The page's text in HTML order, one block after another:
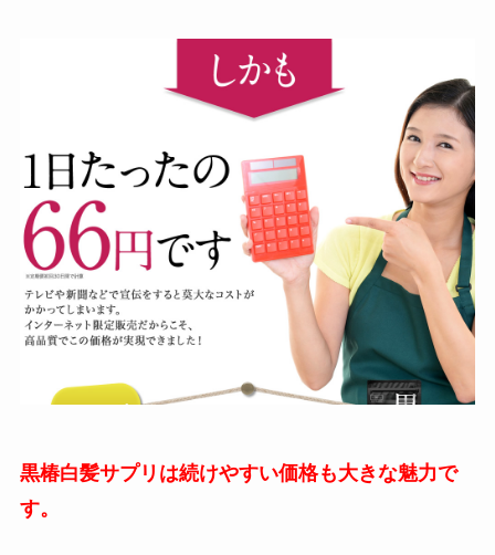
黒椿白髪サプリは続けやすい価格も大きな魅力で
す。